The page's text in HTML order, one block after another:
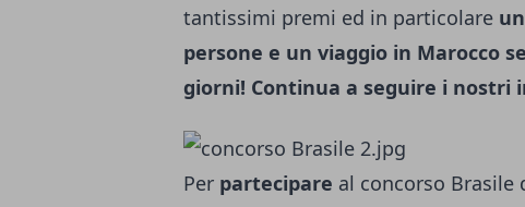
tantissimi premi ed in particolare
persone e un viaggio in Marocco
giorni! Continua a seguire i nostri
Per partecipare al concorso Brasile